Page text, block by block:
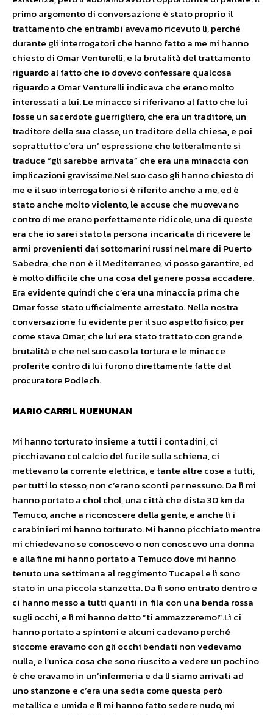
primo argomento di conversazione è stato proprio il
trattamento che entrambi avevamo ricevuto lì, perché
durante gli interrogatori che hanno fatto a me mi hanno
chiesto di Omar Venturelli, e la brutalità del trattamento
riguardo al fatto che io dovevo confessare qualcosa
riguardo a Omar Venturelli indicava che erano molto
interessati a lui. Le minacce si riferivano al fatto che lui
fosse un sacerdote guerrigliero, che era un traditore, un
traditore della sua classe, un traditore della chiesa, e poi
soprattutto c’era un’ espressione che letteralmente si
traduce “gli sarebbe arrivata” che era una minaccia con
implicazioni gravissime.Nel suo caso gli hanno chiesto di
me e il suo interrogatorio si è riferito anche a me, ed è
stato anche molto violento, le accuse che muovevano
contro di me erano perfettamente ridicole, una di queste
era che io sarei stato la persona incaricata di ricevere le
armi provenienti dai sottomarini russi nel mare di Puerto
Sabedra, che non è il Mediterraneo, vi posso garantire, ed
è molto difficile che una cosa del genere possa accadere.
Era evidente quindi che c’era una minaccia prima che
Omar fosse stato ufficialmente arrestato. Nella nostra
conversazione fu evidente per il suo aspetto fisico, per
come stava Omar, che lui era stato trattato con grande
brutalità e che nel suo caso la tortura e le minacce
proferite contro di lui furono direttamente fatte dal
procuratore Podlech.
MARIO CARRIL HUENUMAN
Mi hanno torturato insieme a tutti i contadini, ci
picchiavano col calcio del fucile sulla schiena, ci
mettevano la corrente elettrica, e tante altre cose a tutti,
per tutti lo stesso, non c’erano sconti per nessuno. Da lì mi
hanno portato a chol chol, una città che dista 30 km da
Temuco, anche a riconoscere della gente, e anche lì i
carabinieri mi hanno torturato. Mi hanno picchiato mentre
mi chiedevano se conoscevo o non conoscevo una donna
e alla fine mi hanno portato a Temuco dove mi hanno
tenuto una settimana al reggimento Tucapel e lì sono
stato in una piccola stanzetta. Da lì sono entrato dentro e
ci hanno messo a tutti quanti in fila con una benda rossa
sugli occhi, e lì mi hanno detto “ti ammazzeremo!”.Lì ci
hanno portato a spintoni e alcuni cadevano perché
siccome eravamo con gli occhi bendati non vedevamo
nulla, e l’unica cosa che sono riuscito a vedere un pochino
è che eravamo in un’infermeria e da lì siamo arrivati ad
uno stanzone e c’era una sedia come questa però
metallica e umida e lì mi hanno fatto sedere nudo, mi